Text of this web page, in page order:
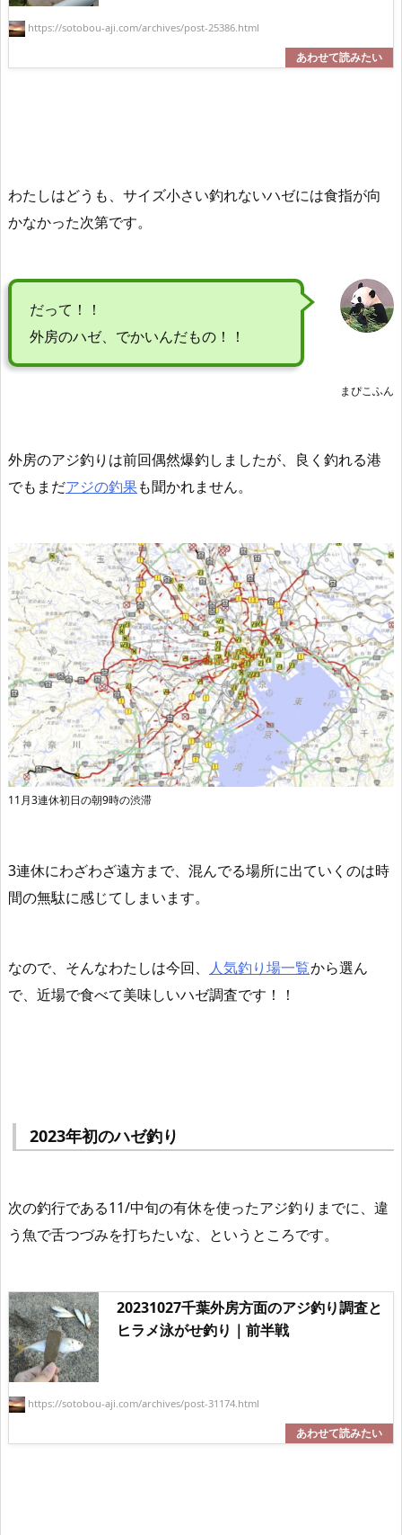
https://sotobou-aji.com/archives/post-25386.html
わたしはどうも、サイズ小さい釣れないハゼには食指が向
かなかった次第です。
まぴこふん
だって！！
外房のハゼ、でかいんだもの！！
外房のアジ釣りは前回偶然爆釣しましたが、良く釣れる港
でもまだアジの釣果も聞かれません。
11月3連休初日の朝9時の渋滞
3連休にわざわざ遠方まで、混んでる場所に出ていくのは時
間の無駄に感じてしまいます。
なので、そんなわたしは今回、 人気釣り場一覧から選ん
で、近場で食べて美味しいハゼ調査です！！
2023年初のハゼ釣り
次の釣行である11/中旬の有休を使ったアジ釣りまでに、 違
う魚で舌つづみを打ちたいな、というところです。
20231027千葉外房方面のアジ釣り調査と
ヒラメ泳がせ釣り｜前半戦
https://sotobou-aji.com/archives/post-31174.html